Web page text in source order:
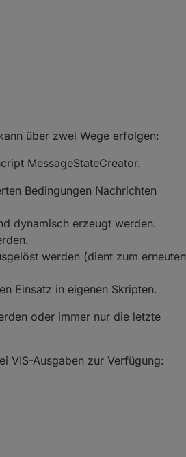
über zwei Wege erfolgen:
MessageStateCreator.
Bedingungen Nachrichten
dynamisch erzeugt werden.
werden (dient zum erneuten
Einsatz in eigenen Skripten.
oder immer nur die letzte
VIS-Ausgaben zur Verfügung: